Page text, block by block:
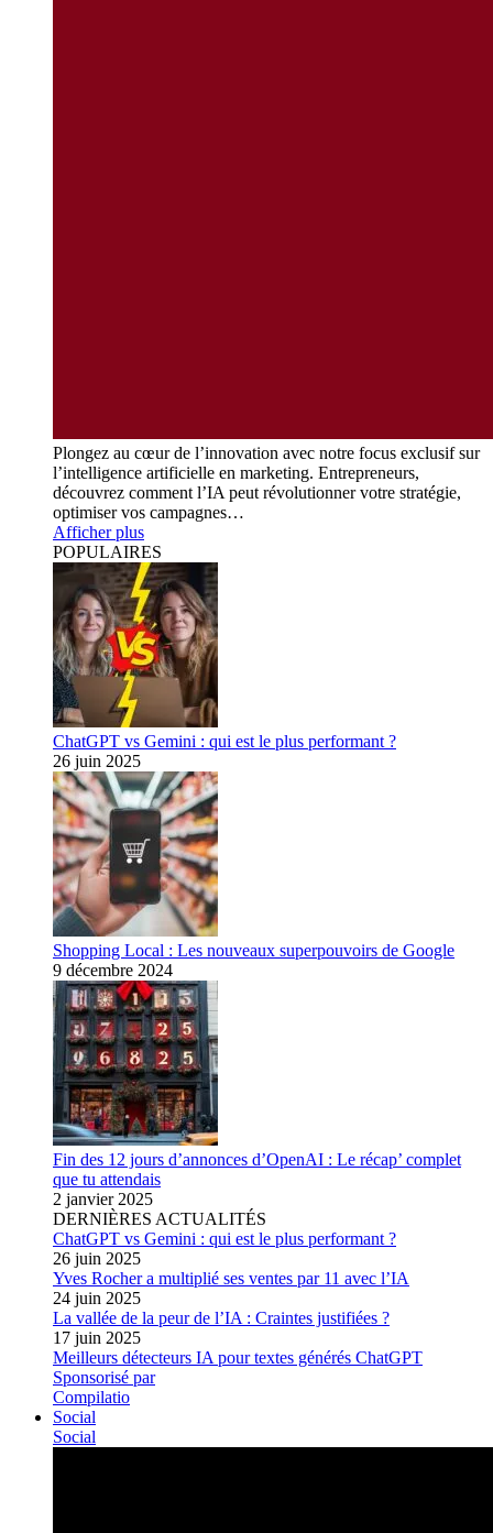
Plongez au cœur de l’innovation avec notre focus exclusif sur
l’intelligence artificielle en marketing. Entrepreneurs,
découvrez comment l’IA peut révolutionner votre stratégie,
optimiser vos campagnes…
Afficher plus
POPULAIRES
ChatGPT vs Gemini : qui est le plus performant ?
26 juin 2025
Shopping Local : Les nouveaux superpouvoirs de Google
9 décembre 2024
Fin des 12 jours d’annonces d’OpenAI : Le récap’ complet
que tu attendais
2 janvier 2025
DERNIÈRES ACTUALITÉS
ChatGPT vs Gemini : qui est le plus performant ?
26 juin 2025
Yves Rocher a multiplié ses ventes par 11 avec l’IA
24 juin 2025
La vallée de la peur de l’IA : Craintes justifiées ?
17 juin 2025
Meilleurs détecteurs IA pour textes générés ChatGPT
Sponsorisé par
Compilatio
Social
Social